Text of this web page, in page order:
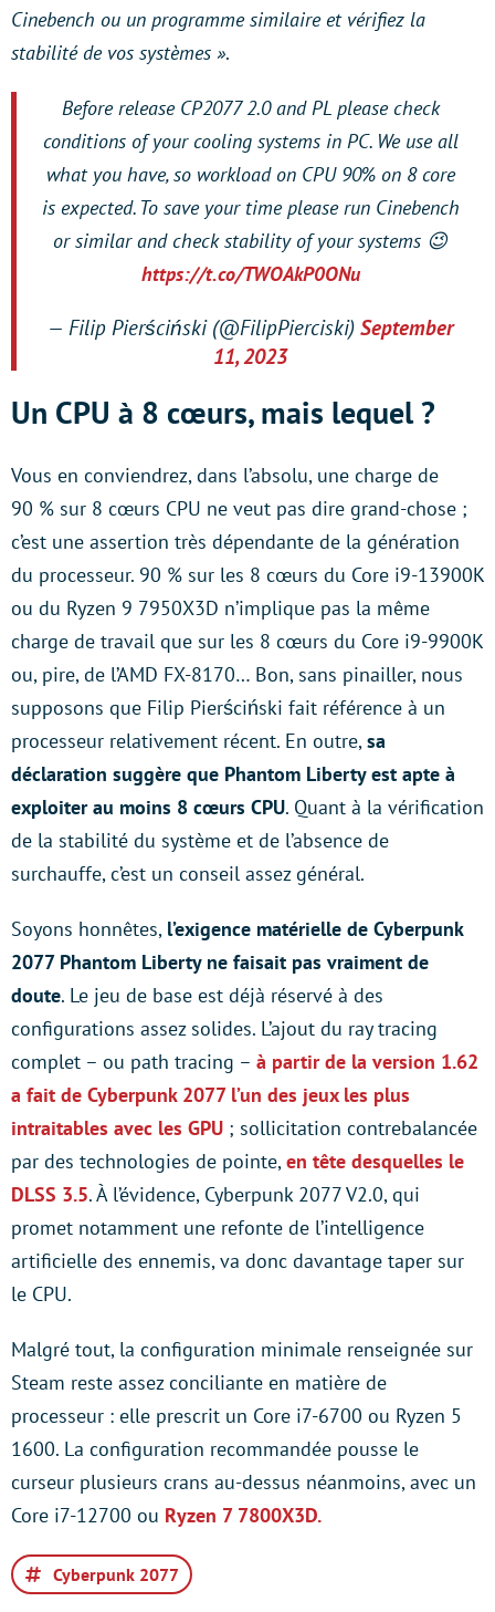
Cinebench ou un programme similaire et vérifiez la
stabilité de vos systèmes ».
Before release CP2077 2.0 and PL please check
conditions of your cooling systems in PC. We use all
what you have, so workload on CPU 90% on 8 core
is expected. To save your time please run Cinebench
or similar and check stability of your systems 😉
https://t.co/TWOAkP0ONu
— Filip Pierściński (@FilipPierciski) September
11, 2023
Un CPU à 8 cœurs, mais lequel ?
Vous en conviendrez, dans l’absolu, une charge de
90 % sur 8 cœurs CPU ne veut pas dire grand-chose ;
c’est une assertion très dépendante de la génération
du processeur. 90 % sur les 8 cœurs du Core i9-13900K
ou du Ryzen 9 7950X3D n’implique pas la même
charge de travail que sur les 8 cœurs du Core i9-9900K
ou, pire, de l’AMD FX-8170… Bon, sans pinailler, nous
supposons que Filip Pierściński fait référence à un
processeur relativement récent. En outre,sa
déclaration suggère que Phantom Liberty est apte à
exploiter au moins 8 cœurs CPU. Quant à la vérification
de la stabilité du système et de l’absence de
surchauffe, c’est un conseil assez général.
Soyons honnêtes, l’exigence matérielle de Cyberpunk
2077 Phantom Liberty ne faisait pas vraiment de
doute. Le jeu de base est déjà réservé à des
configurations assez solides. L’ajout du ray tracing
complet – ou path tracing – à partir de la version 1.62
a fait de Cyberpunk 2077 l’un des jeux les plus
intraitables avec les GPU ; sollicitation contrebalancée
par des technologies de pointe,en tête desquelles le
DLSS 3.5. À l’évidence, Cyberpunk 2077 V2.0, qui
promet notamment une refonte de l’intelligence
artificielle des ennemis, va donc davantage taper sur
le CPU.
Malgré tout, la configuration minimale renseignée sur
Steam reste assez conciliante en matière de
processeur : elle prescrit un Core i7-6700 ou Ryzen 5
1600. La configuration recommandée pousse le
curseur plusieurs crans au-dessus néanmoins, avec un
Core i7-12700 ou Ryzen 7 7800X3D.
Cyberpunk 2077